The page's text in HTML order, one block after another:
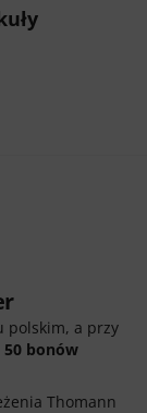
polskim, a przy
50 bonów
Thomann